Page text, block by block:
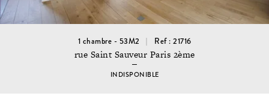
1 chambre - 53M2 Ref : 21716
rue Saint Sauveur Paris 2ème
INDISPONIBLE